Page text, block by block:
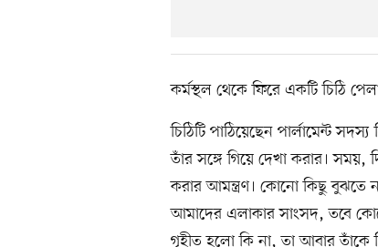
কর্মস্থল থেকে ফিরে একটি চিঠি
চিঠিটি পাঠিয়েছেন পার্লামেন্ট
তাঁর সঙ্গে গিয়ে দেখা করার। সময়,
করার আমন্ত্রণ। কোনো কিছু বুঝতে
আমাদের এলাকার সাংসদ, তবে
গৃহীত হলো কি না, তা আবার তাঁকে